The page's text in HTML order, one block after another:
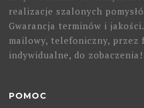
realizacje szalonych
Gwarancja terminów i
mailowy, telefoniczny, przez
indywidualne, do zobaczenia!
POMOC